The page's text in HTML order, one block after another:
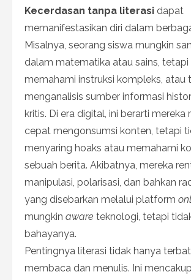
Kecerdasan tanpa literasi dapat
memanifestasikan diri dalam
Misalnya, seorang siswa mungkin
dalam matematika atau sains, tetapi
memahami instruksi kompleks, atau
menganalisis sumber informasi
kritis. Di era digital, ini berarti mereka
cepat mengonsumsi konten, tetapi
menyaring hoaks atau memahami
sebuah berita. Akibatnya, mereka
manipulasi, polarisasi, dan bahkan
yang disebarkan melalui platform
mungkin aware teknologi, tetapi
bahayanya.
Pentingnya literasi tidak hanya
membaca dan menulis. Ini